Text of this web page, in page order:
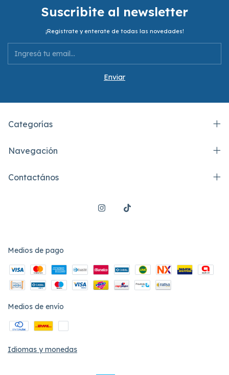
Suscribite al newsletter
¡Registrate y enterate de todas las novedades!
Categorías
Navegación
Contactános
Medios de pago
Medios de envío
Idiomas y monedas